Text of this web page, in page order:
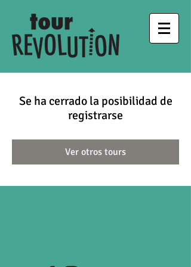
Se ha cerrado la posibilidad de
registrarse
Ver otros tours